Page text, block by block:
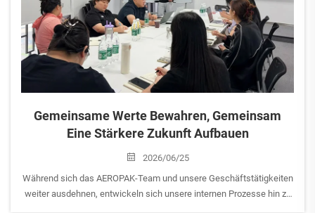
Gemeinsame Werte Bewahren, Gemeinsam
Eine Stärkere Zukunft Aufbauen
2026/06/25
Während sich das AEROPAK-Team und unsere Geschäftstätigkeiten
weiter ausdehnen, entwickeln sich unsere internen Prozesse hin zu